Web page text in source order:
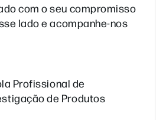
com o seu compromisso
lado e acompanhe-nos
Profissional de
de Produtos